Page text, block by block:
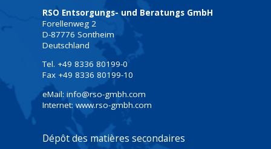
RSO Entsorgungs- und Beratungs GmbH
Forellenweg 2
D-87776 Sontheim
Deutschland
Tel. +49 8336 80199-0
Fax +49 8336 80199-10
eMail: info@rso-gmbh.com
Internet: www.rso-gmbh.com
Dépôt des matières secondaires